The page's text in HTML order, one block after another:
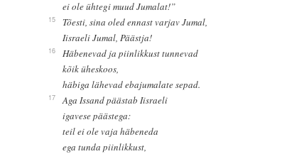
ei ole ühtegi muud Jumalat!”
15
Tõesti, sina oled ennast varjav Jumal,
Iisraeli Jumal, Päästja!
16
Häbenevad ja piinlikkust tunnevad
kõik üheskoos,
häbiga lähevad ebajumalate sepad.
17
Aga Issand päästab Iisraeli
igavese päästega:
teil ei ole vaja häbeneda
ega tunda piinlikkust,